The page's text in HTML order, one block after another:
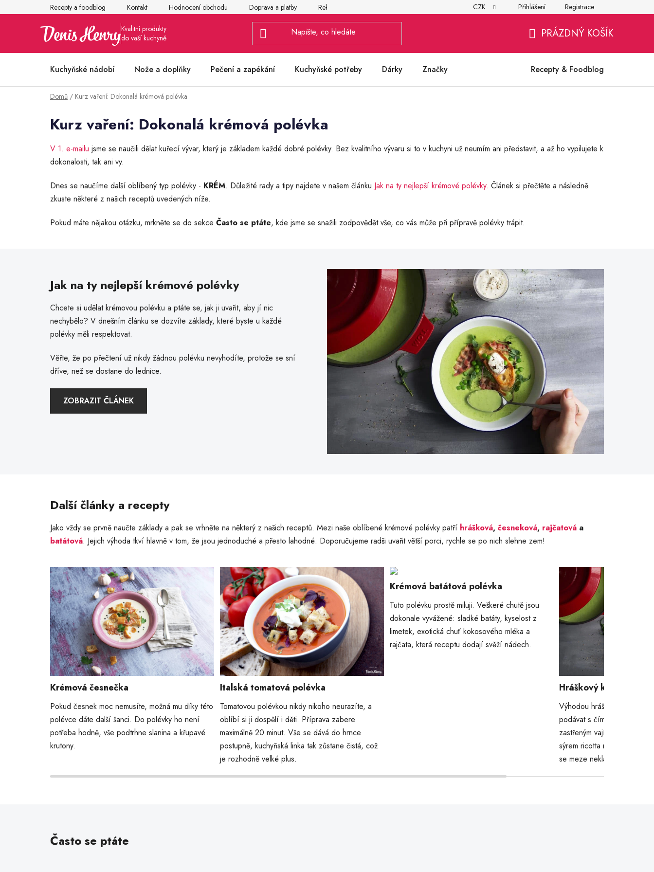
na
Recepty a foodblog Kontakt Hodnocení obchodu Doprava a platby Reklamace Všeobecné obchodní podmínky Ochrana osobních údajů
CZK Přihlášení Registrace
KOŠÍK
PRÁZDNÝ KOŠÍK
Kuchyňské nádobí Nože a doplňky Pečení a zapékání Kuchyňské potřeby Dárky Značky Recepty & Foodblog
Články z kuchyně
Domů / Kurz vaření: Dokonalá krémová polévka
Kurz vaření: Dokonalá krémová polévka
V 1. e-mailu jsme se naučili dělat kuřecí vývar, který je základem každé dobré polévky. Bez kvalitního vývaru si to v kuchyni už neumím ani představit, a až ho vypilujete k
dokonalosti, tak ani vy.
Dnes se naučíme další oblíbený typ polévky - KRÉM. Důležité rady a tipy najdete v našem článku Jak na ty nejlepší krémové polévky. Článek si přečtěte a následně
zkuste některé z našich receptů uvedených níže.
Pokud máte nějakou otázku, mrkněte se do sekce Často se ptáte, kde jsme se snažili zodpovědět vše, co vás může při přípravě polévky trápit.
Jak na ty nejlepší krémové polévky
Chcete si udělat krémovou polévku a ptáte se, jak ji uvařit, aby jí nic
nechybělo? V dnešním článku se dozvíte základy, které byste u každé
polévky měli respektovat.
Věřte, že po přečtení už nikdy žádnou polévku nevyhodíte, protože se sní
dříve, než se dostane do lednice.
ZOBRAZIT ČLÁNEK
Další články a recepty
Jako vždy se prvně naučte základy a pak se vrhněte na některý z našich receptů. Mezi naše oblíbené krémové polévky patří hrášková, česneková, rajčatová a
batátová. Jejich výhoda tkví hlavně v tom, že jsou jednoduché a přesto lahodné. Doporučujeme radši uvařit větší porci, rychle se po nich slehne zem!
Krémová česnečka
Pokud česnek moc nemusíte, možná mu díky této
polévce dáte další šanci. Do polévky ho není
potřeba hodně, vše podtrhne slanina a křupavé
krutony.
Italská tomatová polévka
Tomatovou polévkou nikdy nikoho neurazíte, a
oblíbí si ji dospělí i děti. Příprava zabere
maximálně 20 minut. Vše se dává do hrnce
postupně, kuchyňská linka tak zůstane čistá, což
je rozhodně velké plus.
Krémová batátová polévka
Tuto polévku prostě miluji. Veškeré chutě jsou
dokonale vyvážené: sladké batáty, kyselost z
limetek, exotická chuť kokosového mléka a
rajčata, která receptu dodají svěží nádech.
Hráškový krém se
Výhodou hráškového
podávat s čímkoliv. Velice
zastřeným vajíčkem a
sýrem ricotta nebo s
se meze nekladou.
Často se ptáte